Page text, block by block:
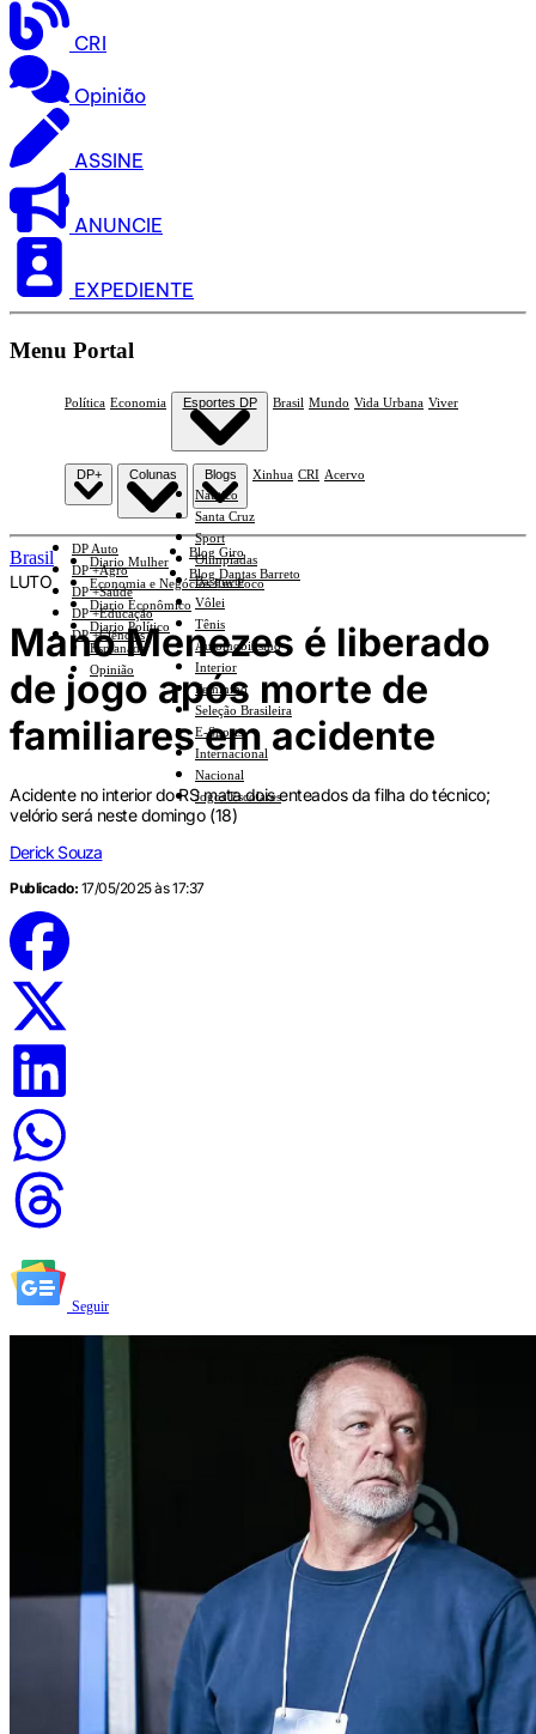
CRI
Opinião
ASSINE
ANUNCIE
EXPEDIENTE
Menu Portal
Política Economia Esportes DP
Náutico
Santa Cruz
Sport
Olimpíadas
Basquete
Vôlei
Tênis
Automobilismo
Interior
Feminino
Seleção Brasileira
E-Sports
Internacional
Nacional
Jogos Escolares
Brasil Mundo Vida Urbana Viver
DP+
DP Auto
DP +Agro
DP +Saúde
DP +Educação
DP +Ciências
Colunas
Diario Mulher
Economia e Negócios Em Foco
Diario Econômico
Diario Político
Esplanada
Opinião
Blogs
Blog Giro
Blog Dantas Barreto
Xinhua CRI Acervo
Brasil
LUTO
Mano Menezes é liberado
de jogo após morte de
familiares em acidente
Acidente no interior do RS mata dois enteados da filha do técnico;
velório será neste domingo (18)
Derick Souza
Publicado: 17/05/2025 às 17:37
Seguir